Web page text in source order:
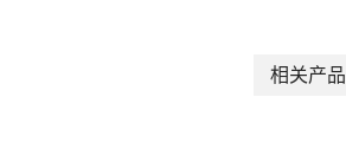
相关产品